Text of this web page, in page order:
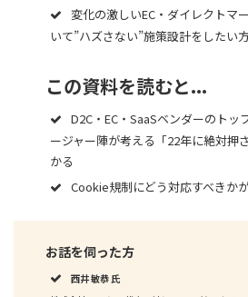
変化の激しいEC・ダイレクトマ
いて”ハズさない”施策設計をしたい
この資料を読むと...
D2C・EC・SaaSベンダーのトッ
ージャー陣が考える「22年に絶対押
かる
Cookie規制にどう対応すべきか
お話を伺った方
西井 敏恭 氏